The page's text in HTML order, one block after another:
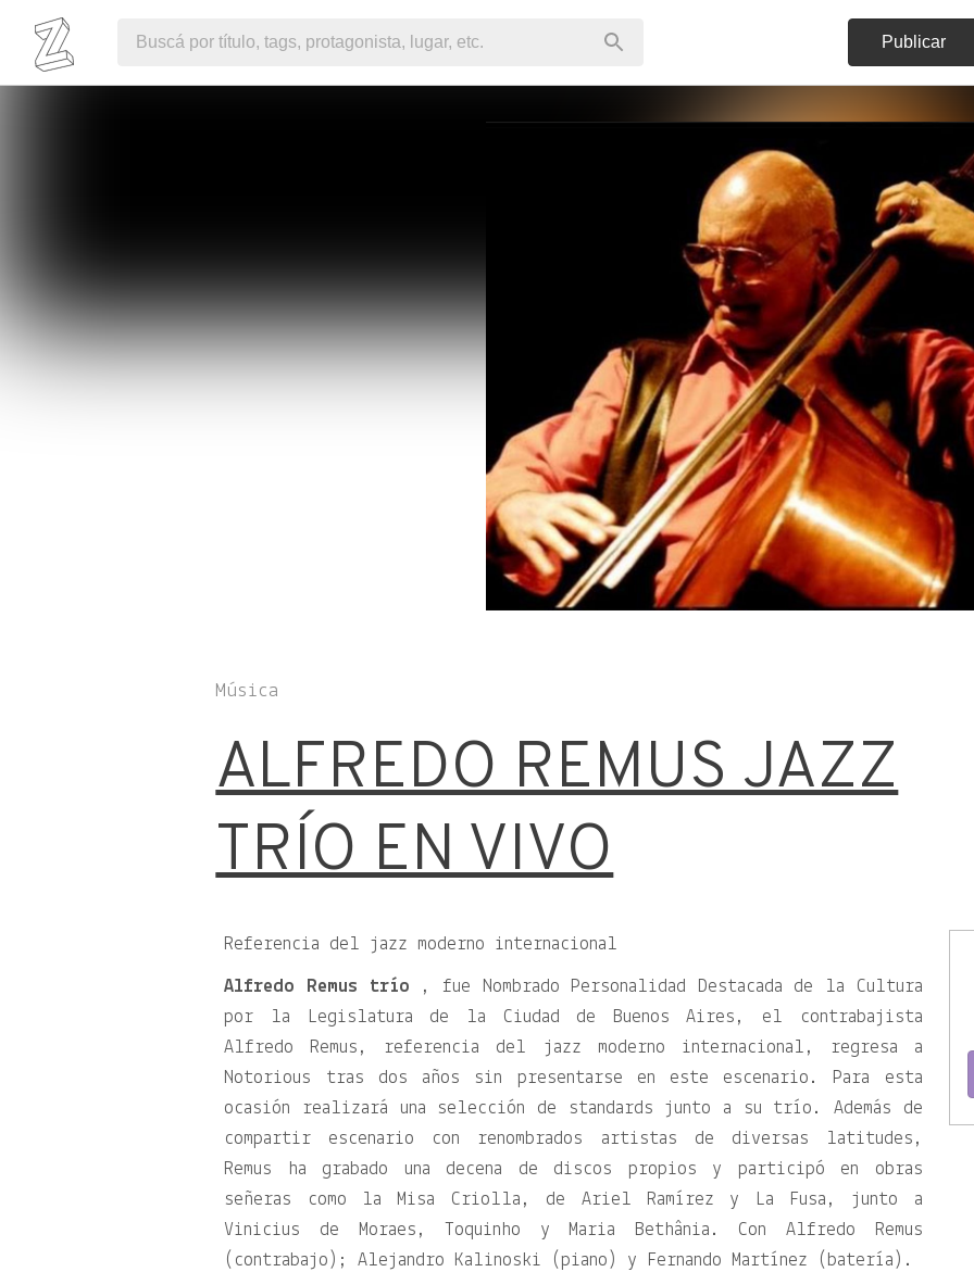
Publicar
Música
ALFREDO REMUS JAZZ
TRÍO EN VIVO
Referencia del jazz moderno internacional
Alfredo Remus trío , fue Nombrado Personalidad Destacada de la Cultura
por la Legislatura de la Ciudad de Buenos Aires, el contrabajista
Alfredo Remus, referencia del jazz moderno internacional, regresa a
Notorious tras dos años sin presentarse en este escenario. Para esta
ocasión realizará una selección de standards junto a su trío. Además de
compartir escenario con renombrados artistas de diversas latitudes,
Remus ha grabado una decena de discos propios y participó en obras
señeras como la Misa Criolla, de Ariel Ramírez y La Fusa, junto a
Vinicius de Moraes, Toquinho y Maria Bethânia. Con Alfredo Remus
(contrabajo); Alejandro Kalinoski (piano) y Fernando Martínez (batería).